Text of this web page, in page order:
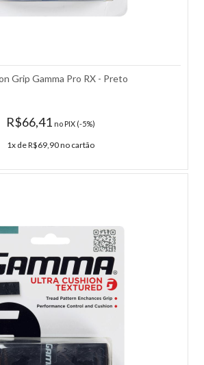
Lead Tape A fita de chumbo (fita de
é usada para personalizar o peso o equilíbrio
de 11 mt x 1/4 de largura. Autoadesivo.
Tennis; - Comprimento de 72” X 0,25”; -
- Garantia do fabricante: Contra defeito
Importado...
Grip Gamma Pro RX - Preto
R$66,41 no PIX (-5%)
1x de R$69,90 no cartão